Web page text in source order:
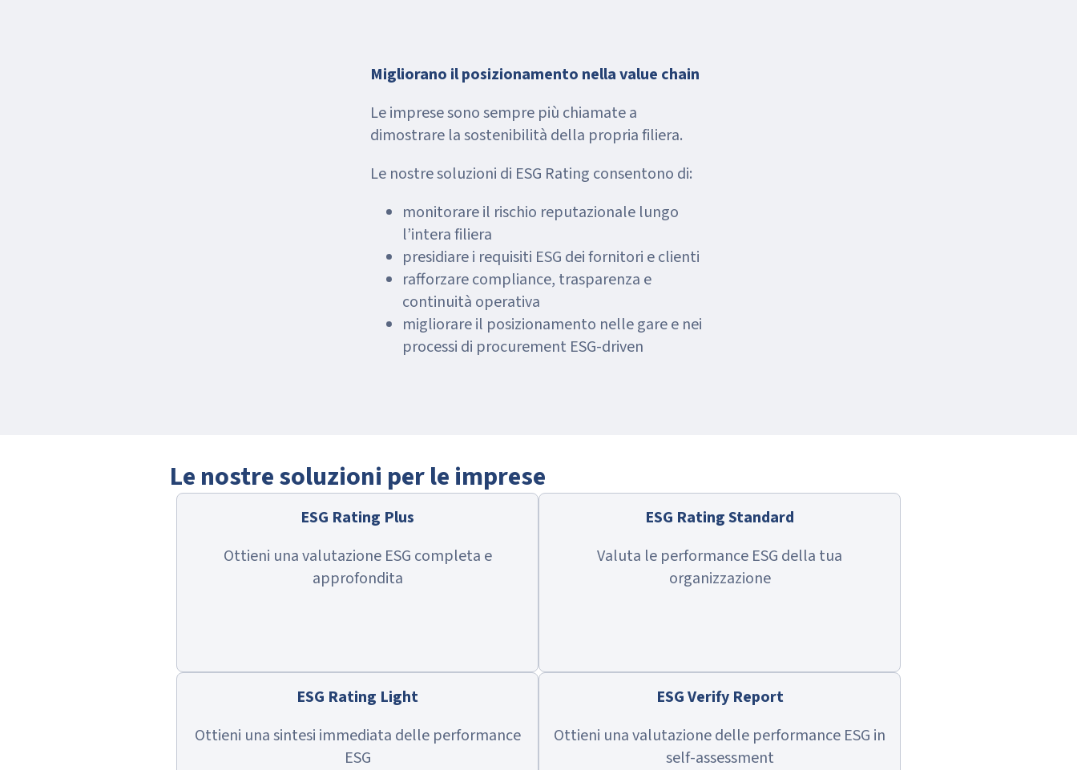
Migliorano il posizionamento nella value chain
Le imprese sono sempre più chiamate a
dimostrare la sostenibilità della propria filiera.
Le nostre soluzioni di ESG Rating consentono di:
monitorare il rischio reputazionale lungo
l’intera filiera
presidiare i requisiti ESG dei fornitori e clienti
rafforzare compliance, trasparenza e
continuità operativa
migliorare il posizionamento nelle gare e nei
processi di procurement ESG-driven
Le nostre soluzioni per le imprese
ESG Rating Plus
Ottieni una valutazione ESG completa e
approfondita
ESG Rating Standard
Valuta le performance ESG della tua
organizzazione
ESG Rating Light
Ottieni una sintesi immediata delle performance
ESG
ESG Verify Report
Ottieni una valutazione delle performance ESG in
self-assessment